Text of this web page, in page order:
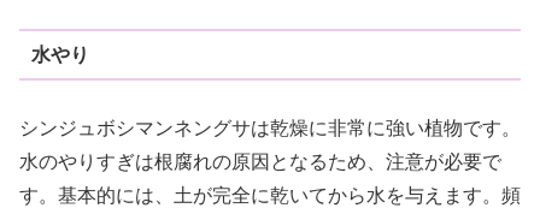
水やり
シンジュボシマンネングサは乾燥に非常に強い植物です。
水のやりすぎは根腐れの原因となるため、注意が必要で
す。基本的には、土が完全に乾いてから水を与えます。頻